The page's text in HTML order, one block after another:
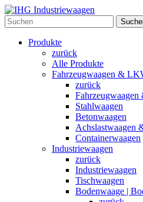
Produkte
zurück
Alle Produkte
Fahrzeugwaagen &
zurück
Stahlwaagen
Betonwaagen
Achslastwaagen
Containerwaagen
Industriewaagen
zurück
Industriewaagen
Tischwaagen
Bodenwaage |